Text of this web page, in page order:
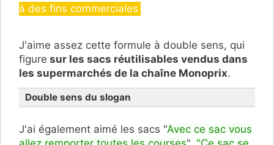
à des fins commerciales
J'aime assez cette formule à double sens, qui
figure sur les sacs réutilisables vendus dans
les supermarchés de la chaîne Monoprix.
Double sens du slogan
J'ai également aimé les sacs "Avec ce sac vous